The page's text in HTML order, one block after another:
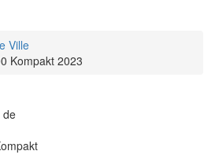
Ville
Kompakt 2023